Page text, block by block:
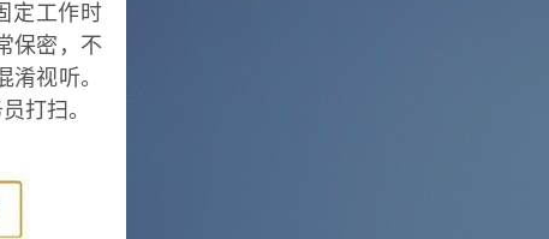
定工作时
保密，不
视听。
打扫。